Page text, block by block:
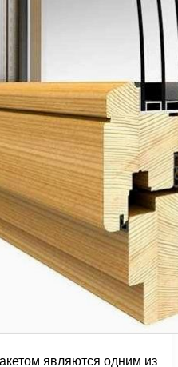
являются одним из